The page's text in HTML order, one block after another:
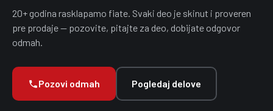
20+ godina rasklapamo fiate. Svaki deo je skinut i proveren
pre prodaje — pozovite, pitajte za deo, dobijate odgovor
odmah.
Pozovi odmah Pogledaj delove